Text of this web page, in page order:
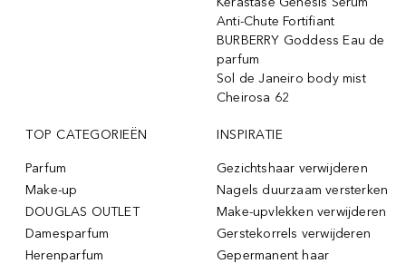
Anti-Chute Fortifiant
BURBERRY Goddess Eau de
parfum
Sol de Janeiro body mist
Cheirosa 62
TOP CATEGORIEËN
Parfum
Make-up
DOUGLAS OUTLET
Damesparfum
Herenparfum
INSPIRATIE
Gezichtshaar verwijderen
Nagels duurzaam versterken
Make-upvlekken verwijderen
Gerstekorrels verwijderen
Gepermanent haar